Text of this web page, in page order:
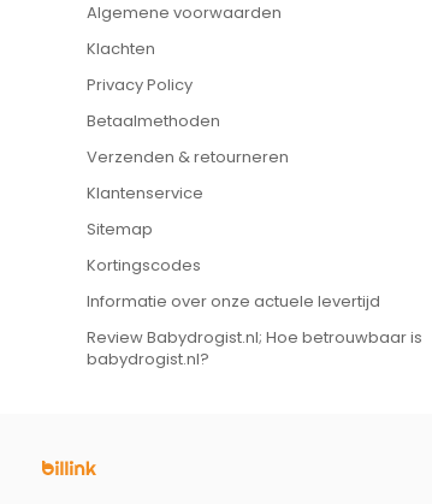
Algemene voorwaarden
Klachten
Privacy Policy
Betaalmethoden
Verzenden & retourneren
Klantenservice
Sitemap
Kortingscodes
Informatie over onze actuele levertijd
Review Babydrogist.nl; Hoe betrouwbaar is
babydrogist.nl?